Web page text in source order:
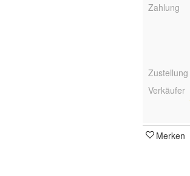
Zahlung
Zustellung
Verkäufer
Merken